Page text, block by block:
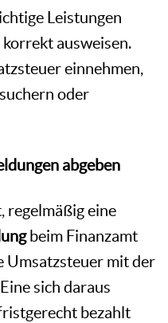
Leistungen
ausweisen.
einnehmen,
oder
abgeben
regelmäßig eine
beim Finanzamt
Umsatzsteuer mit der
sich daraus
bezahlt